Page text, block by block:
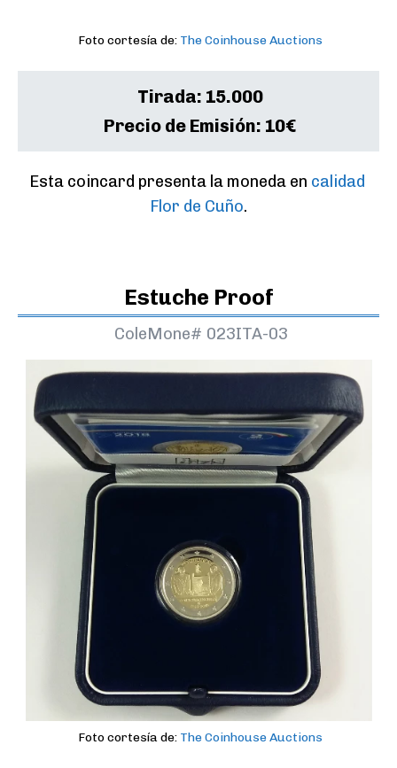
Foto cortesía de: The Coinhouse Auctions
Tirada: 15.000
Precio de Emisión: 10€
Esta coincard presenta la moneda en calidad
Flor de Cuño.
Estuche Proof
ColeMone# 023ITA-03
Foto cortesía de: The Coinhouse Auctions